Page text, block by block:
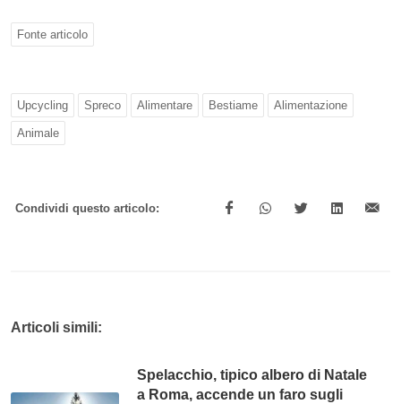
Fonte articolo
Upcycling Spreco Alimentare Bestiame Alimentazione
Animale
Condividi questo articolo:
Articoli simili:
Spelacchio, tipico albero di Natale
a Roma, accende un faro sugli